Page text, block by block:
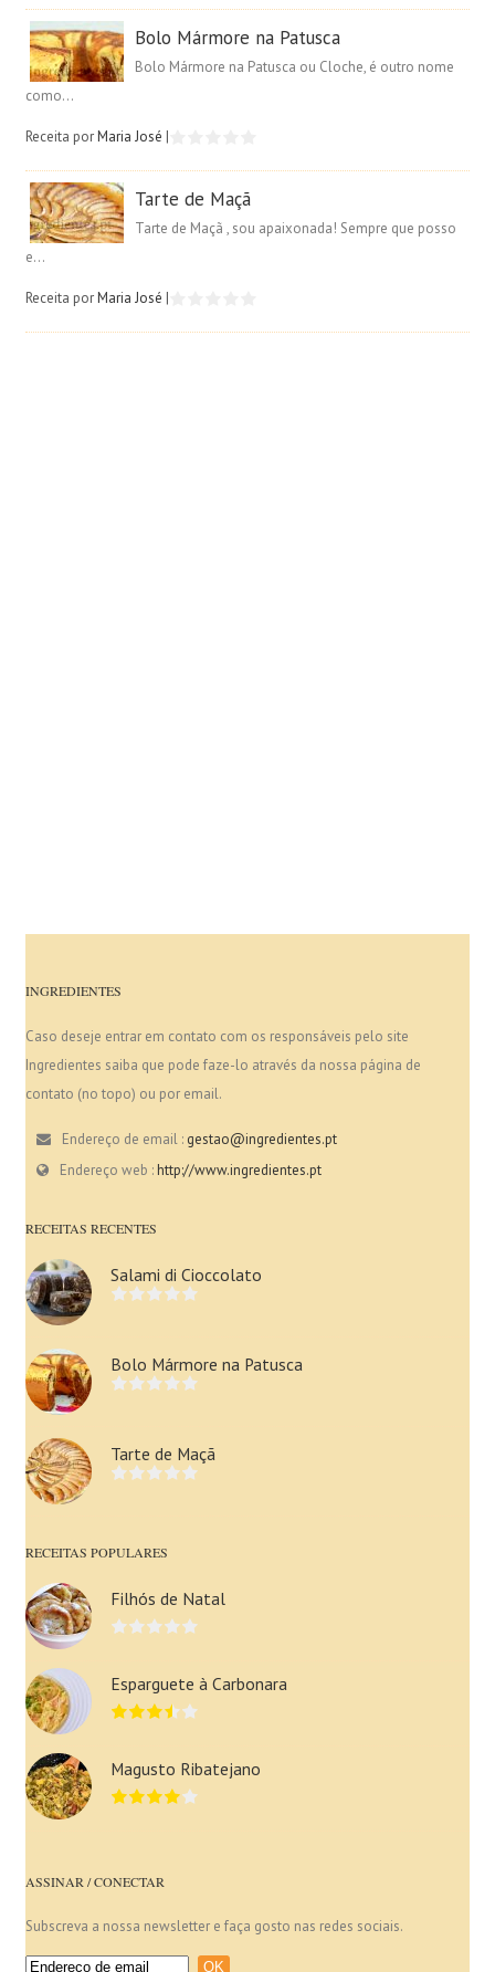
Bolo Mármore na Patusca
Bolo Mármore na Patusca ou Cloche, é outro nome
como...
Receita porMaria José |
Tarte de Maçã
Tarte de Maçã , sou apaixonada! Sempre que posso
e...
Receita porMaria José
INGREDIENTES
Caso deseje entrar em contato com os responsáveis pelo site
Ingredientes saiba que pode faze-lo através da nossa página de
contato (no topo) ou por email.
Endereço de email : gestao@ingredientes.pt
Endereço web :http://www.ingredientes.pt
RECEITAS RECENTES
Salami di Cioccolato
Bolo Mármore na Patusca
Tarte de Maçã
RECEITAS POPULARES
Filhós de Natal
Esparguete à Carbonara
Magusto Ribatejano
ASSINAR / CONECTAR
Subscreva a nossa newsletter e faça gosto nas redes sociais.